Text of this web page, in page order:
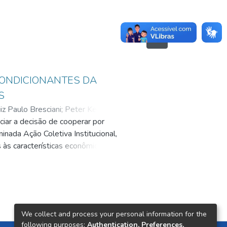
DA
Paulo Bresciani; Peter Kevin
a decisão de cooperar por
Ação Coletiva Institucional,
características econômicas,
do Estado de São Paulo.
utilizou-se a técnica de
de saúde. Salienta-se
We collect and process your personal information for the
following purposes: Authentication, Preferences,